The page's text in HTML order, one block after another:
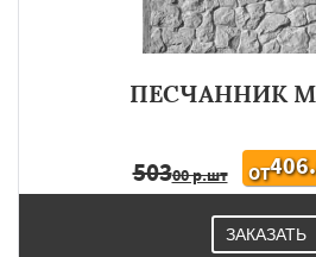
ПЕСЧАННИК
50300 р.шт ОТ
ЗАКАЗАТЬ